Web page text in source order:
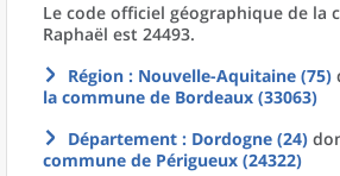
Le code officiel géographique de la
Raphaël est 24493.
Région : Nouvelle-Aquitaine (75)
la commune de Bordeaux (33063)
Département : Dordogne (24)
commune de Périgueux (24322)